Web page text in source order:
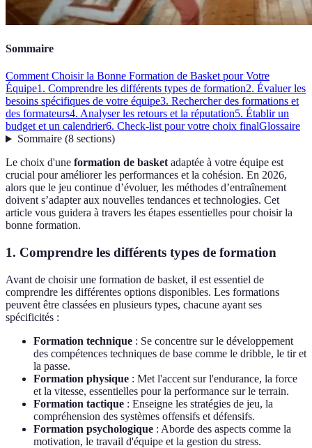
Sommaire
Comment Choisir la Bonne Formation de Basket pour Votre
Équipe1. Comprendre les différents types de formation2. Évaluer les
besoins spécifiques de votre équipe3. Rechercher des formations et
des formateurs4. Analyser les retours et la réputation5. Établir un
budget et un calendrier6. Check-list pour votre choix finalGlossaire
Sommaire(8 sections)
Le choix d'une formation de basketadaptée à votre équipe est
crucial pour améliorer les performances et la cohésion. En 2026,
alors que le jeu continue d’évoluer, les méthodes d’entraînement
doivent s’adapter aux nouvelles tendances et technologies. Cet
article vous guidera à travers les étapes essentielles pour choisir la
bonne formation.
1. Comprendre les différents types de formation
Avant de choisir une formation de basket, il est essentiel de
comprendre les différentes options disponibles. Les formations
peuvent être classées en plusieurs types, chacune ayant ses
spécificités :
Formation technique : Se concentre sur le développement
des compétences techniques de base comme le dribble, le tir et
la passe.
Formation physique : Met l'accent sur l'endurance, la force
et la vitesse, essentielles pour la performance sur le terrain.
Formation tactique : Enseigne les stratégies de jeu, la
compréhension des systèmes offensifs et défensifs.
Formation psychologique : Aborde des aspects comme la
motivation, le travail d'équipe et la gestion du stress.